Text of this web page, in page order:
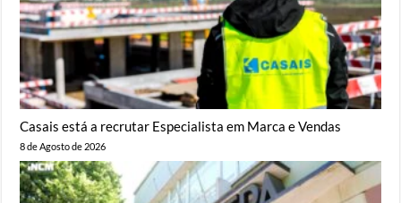
Casais está a recrutar Especialista em Marca e Vendas
8 de Agosto de 2026